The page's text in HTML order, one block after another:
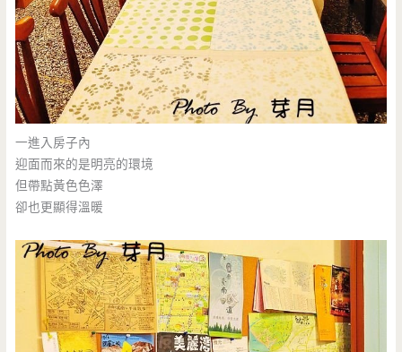
一進入房子內
迎面而來的是明亮的環境
但帶點黃色色澤
卻也更顯得溫暖